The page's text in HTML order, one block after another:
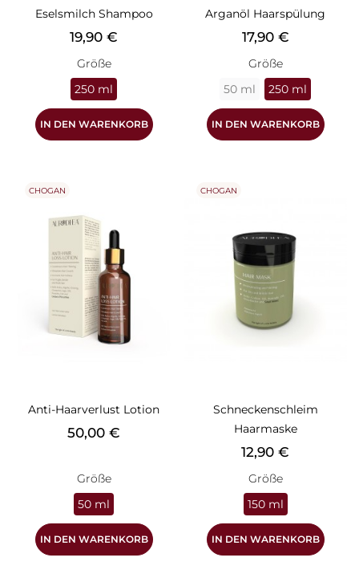
Eselsmilch Shampoo
Preis
19,90 €
Größe
250 ml
IN DEN WARENKORB
Arganöl Haarspülung
Preis
17,90 €
Größe
50 ml
250 ml
IN DEN WARENKORB
Anti-Haarverlust Lotion
Preis
50,00 €
Größe
50 ml
IN DEN WARENKORB
CHOGAN
Schneckenschleim
Haarmaske
Preis
12,90 €
Größe
150 ml
IN DEN WARENKORB
CHOGAN